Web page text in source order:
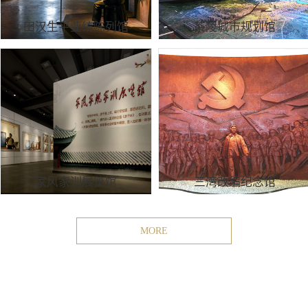
田汉生平业绩陈列馆 茶陵城市规划馆
家风家训展览馆 三湾改编纪念馆
MORE